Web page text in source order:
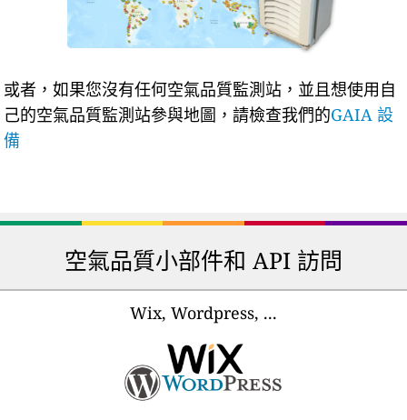
或者，如果您沒有任何空氣品質監測站，並且想使用自
己的空氣品質監測站參與地圖，請檢查我們的GAIA 設
備
空氣品質小部件和 API 訪問
Wix, Wordpress, ...